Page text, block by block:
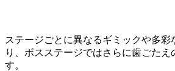
ステージごとに異なるギミックや多彩
り、ボスステージではさらに歯ごたえ
す。